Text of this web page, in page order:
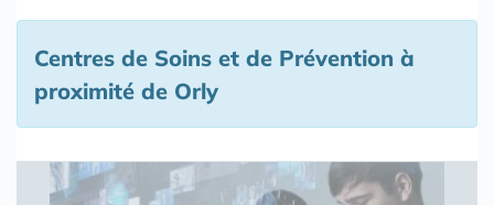
Centres de Soins et de Prévention à
proximité de Orly